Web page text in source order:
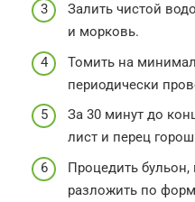
Залить чистой
и морковь.
Томить на
периодически
За 30 минут до
лист и перец
Процедить
разложить по